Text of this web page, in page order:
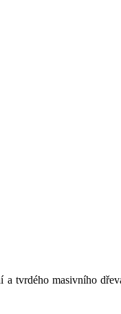
tvrdého masivního